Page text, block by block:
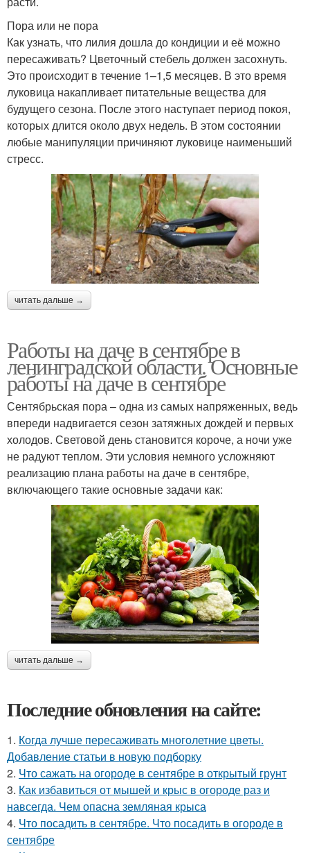
Пора или не пора
Как узнать, что лилия дошла до кондиции и её можно
пересаживать? Цветочный стебель должен засохнуть.
Это происходит в течение 1–1,5 месяцев. В это время
луковица накапливает питательные вещества для
будущего сезона. После этого наступает период покоя,
которых длится около двух недель. В этом состоянии
любые манипуляции причиняют луковице наименьший
стресс.
читать дальше →
Работы на даче в сентябре в
ленинградской области. Основные
работы на даче в сентябре
Сентябрьская пора – одна из самых напряженных, ведь
впереди надвигается сезон затяжных дождей и первых
холодов. Световой день становится короче, а ночи уже
не радуют теплом. Эти условия немного усложняют
реализацию плана работы на даче в сентябре,
включающего такие основные задачи как:
читать дальше →
Последние обновления на сайте:
1. Когда лучше пересаживать многолетние цветы.
Добавление статьи в новую подборку
2. Что сажать на огороде в сентябре в открытый грунт
3. Как избавиться от мышей и крыс в огороде раз и
навсегда. Чем опасна земляная крыса
4. Что посадить в сентябре. Что посадить в огороде в
сентябре